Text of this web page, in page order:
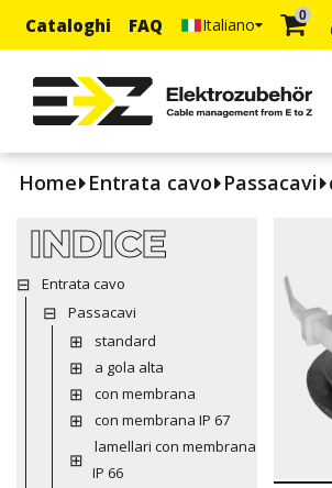
Cataloghi FAQ Italiano 0
Home Entrata cavo Passacavi
INDICE
Entrata cavo
Passacavi
standard
a gola alta
con membrana
con membrana IP 67
lamellari con membrana
IP 66